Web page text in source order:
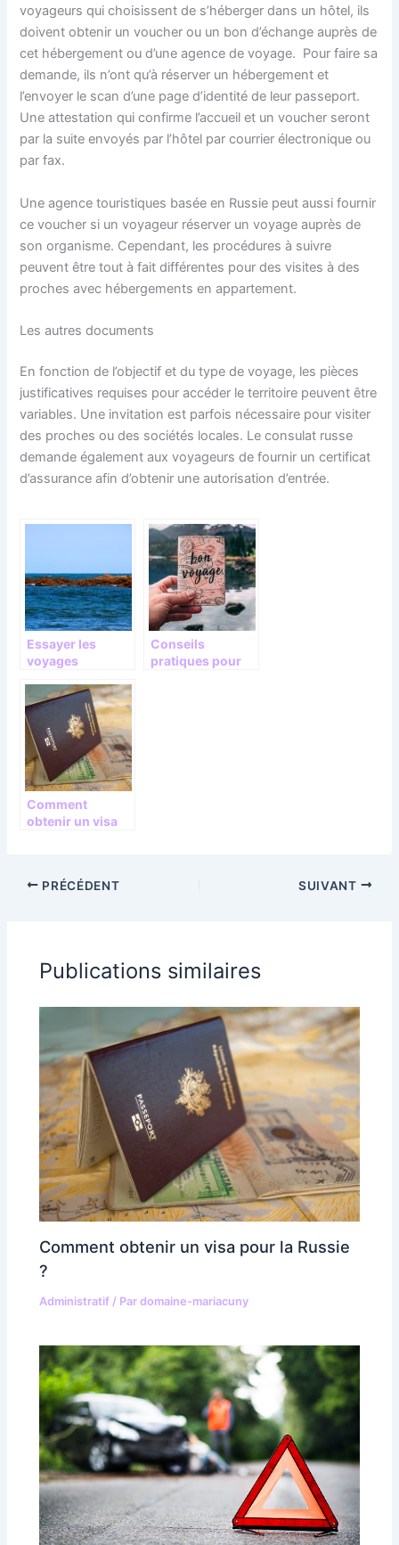
voyageurs qui choisissent de s’héberger dans un hôtel, ils
doivent obtenir un voucher ou un bon d’échange auprès de
cet hébergement ou d’une agence de voyage. Pour faire sa
demande, ils n’ont qu’à réserver un hébergement et
l’envoyer le scan d’une page d’identité de leur passeport.
Une attestation qui confirme l’accueil et un voucher seront
par la suite envoyés par l’hôtel par courrier électronique ou
par fax.
Une agence touristiques basée en Russie peut aussi fournir
ce voucher si un voyageur réserver un voyage auprès de
son organisme. Cependant, les procédures à suivre
peuvent être tout à fait différentes pour des visites à des
proches avec hébergements en appartement.
Les autres documents
En fonction de l’objectif et du type de voyage, les pièces
justificatives requises pour accéder le territoire peuvent être
variables. Une invitation est parfois nécessaire pour visiter
des proches ou des sociétés locales. Le consulat russe
demande également aux voyageurs de fournir un certificat
d’assurance afin d’obtenir une autorisation d’entrée.
Essayer les
voyages
Conseils
pratiques pour
Comment
obtenir un visa
PRÉCÉDENT SUIVANT
Publications similaires
Comment obtenir un visa pour la Russie
?
Administratif / Pardomaine-mariacuny